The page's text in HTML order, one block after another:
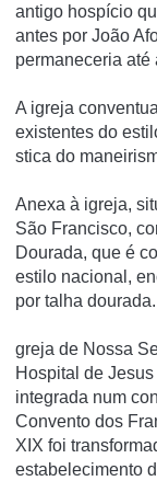
antigo hospí­cio
antes por João
permaneceria até
A igreja
existentes do
stica do
Anexa à igreja,
São Francisco,
Dourada, que é
estilo nacional,
por talha dourada.
greja de Nossa
Hospital de
integrada num
Convento dos
XIX foi
estabelecimento